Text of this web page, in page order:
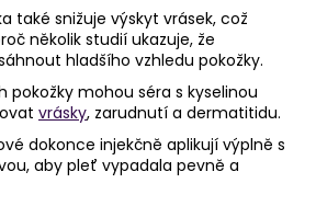
také snižuje výskyt vrásek, což
několik studií ukazuje, že
hladšího vzhledu pokožky.
pokožky mohou séra s kyselinou
vrásky, zarudnutí a dermatitidu.
dokonce injekčně aplikují výplně s
aby pleť vypadala pevně a